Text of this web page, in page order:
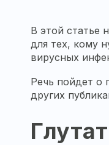
В этой статье
для тех, кому
вирусных
Речь пойдет о
других